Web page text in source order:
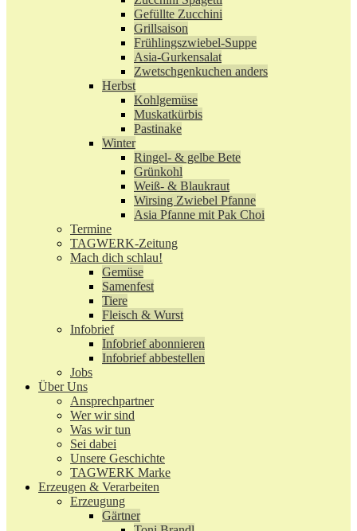
Gefüllte Zucchini
Grillsaison
Frühlingszwiebel-Suppe
Asia-Gurkensalat
Zwetschgenkuchen anders
Herbst
Kohlgemüse
Muskatkürbis
Pastinake
Winter
Ringel- & gelbe Bete
Grünkohl
Weiß- & Blaukraut
Wirsing Zwiebel Pfanne
Asia Pfanne mit Pak Choi
Termine
TAGWERK-Zeitung
Mach dich schlau!
Gemüse
Samenfest
Tiere
Fleisch & Wurst
Infobrief
Infobrief abonnieren
Infobrief abbestellen
Jobs
Über Uns
Ansprechpartner
Wer wir sind
Was wir tun
Sei dabei
Unsere Geschichte
TAGWERK Marke
Erzeugen & Verarbeiten
Erzeugung
Gärtner